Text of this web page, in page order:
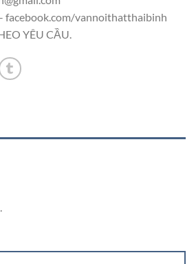
facebook.com/vannoithatthaibinh
YÊU CẦU.